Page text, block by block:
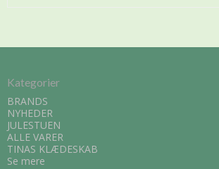
Kategorier
BRANDS
NYHEDER
JULESTUEN
ALLE VARER
TINAS KLÆDESKAB
Se mere